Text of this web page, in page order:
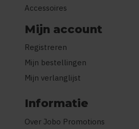
Accessoires
Mijn account
Registreren
Mijn bestellingen
Mijn verlanglijst
Informatie
Over Jobo Promotions